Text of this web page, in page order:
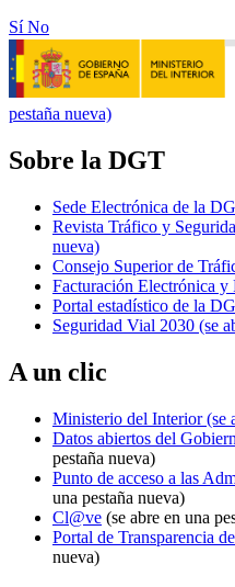
SíNo
pestaña nueva)
Sobre la DGT
Sede Electrónica de la
Revista Tráfico y
nueva)
Consejo Superior de
Facturación Electrónica y
Portal estadístico de la
Seguridad Vial 2030 (se
A un clic
Ministerio del Interior(se
Datos abiertos del
pestaña nueva)
Punto de acceso a las
una pestaña nueva)
Cl@ve (se abre en una
Portal de Transparencia
nueva)